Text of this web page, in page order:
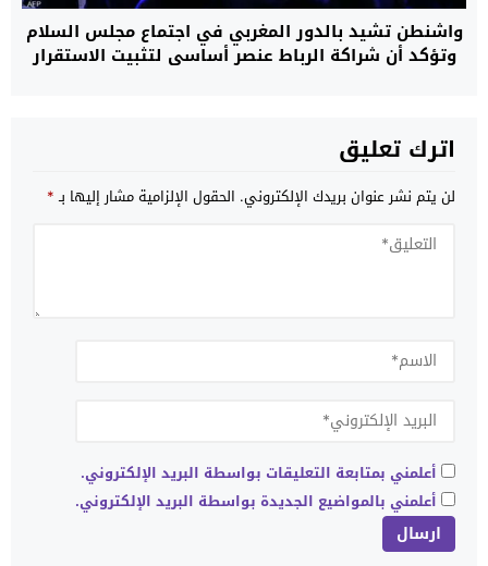
واشنطن تشيد بالدور المغربي في اجتماع مجلس السلام
وتؤكد أن شراكة الرباط عنصر أساسي لتثبيت الاستقرار
اترك تعليق
لن يتم نشر عنوان بريدك الإلكتروني. الحقول الإلزامية مشار إليها بـ*
أعلمني بمتابعة التعليقات بواسطة البريد الإلكتروني.
أعلمني بالمواضيع الجديدة بواسطة البريد الإلكتروني.